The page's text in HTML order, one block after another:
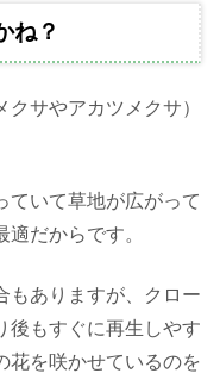
ね？
サやアカツメクサ）
ていて草地が広がって
だからです。
もありますが、クロー
後もすぐに再生しやす
花を咲かせているのを